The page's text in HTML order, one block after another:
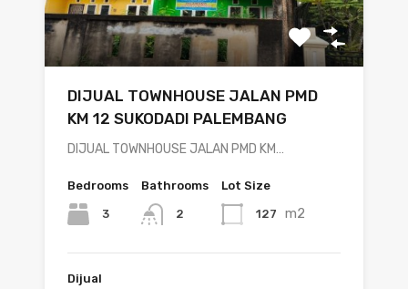
DIJUAL TOWNHOUSE JALAN PMD
KM 12 SUKODADI PALEMBANG
DIJUAL TOWNHOUSE JALAN PMD KM…
Bedrooms
3
Bathrooms
2
Lot Size
127 m2
Dijual